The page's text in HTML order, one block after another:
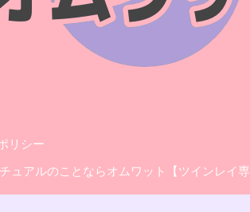
リシー
ュアルのことならオムワット【ツインレイ専